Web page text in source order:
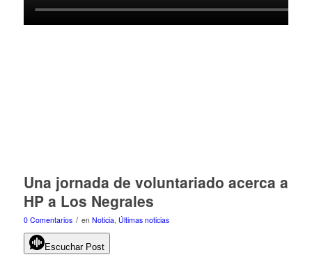
Una jornada de voluntariado acerca a
HP a Los Negrales
0 Comentarios / en Noticia, Últimas noticias
Escuchar Post